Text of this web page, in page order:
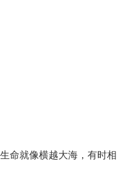
命就像横越大海，有时相